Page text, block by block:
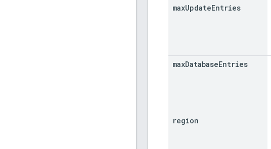
maxUpdateEntries
maxDatabaseEntries
region